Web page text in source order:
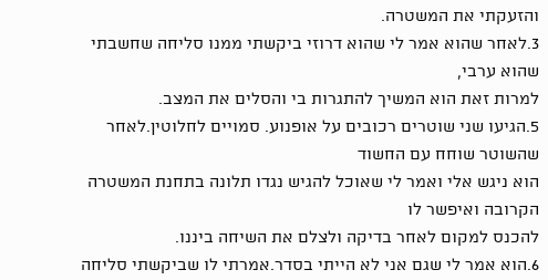
והזעקתי את המשטרה.
3.לאחר שהוא אמר לי שהוא דרוזי ביקשתי ממנו סליחה שחשבתי
שהוא ערבי,
למרות זאת הוא המשיך להתגרות בי והסלים את המצב.
5.הגיעו שני שוטרים רכובים על אופנוע. סמויים לחלוטין.לאחר
שהשוטר שוחח עם החשוד
הוא ניגש אלי ואמר לי שאוכל להגיש נגדו תלונה בתחנת המשטרה
הקרובה ואיפשר לו
להכנס למקום לאחר בדיקה ולצלם את השיחה ביננו.
6.הוא אמר לי שגם אני לא הייתי בסדר.אמרתי לו שביקשתי סליחה